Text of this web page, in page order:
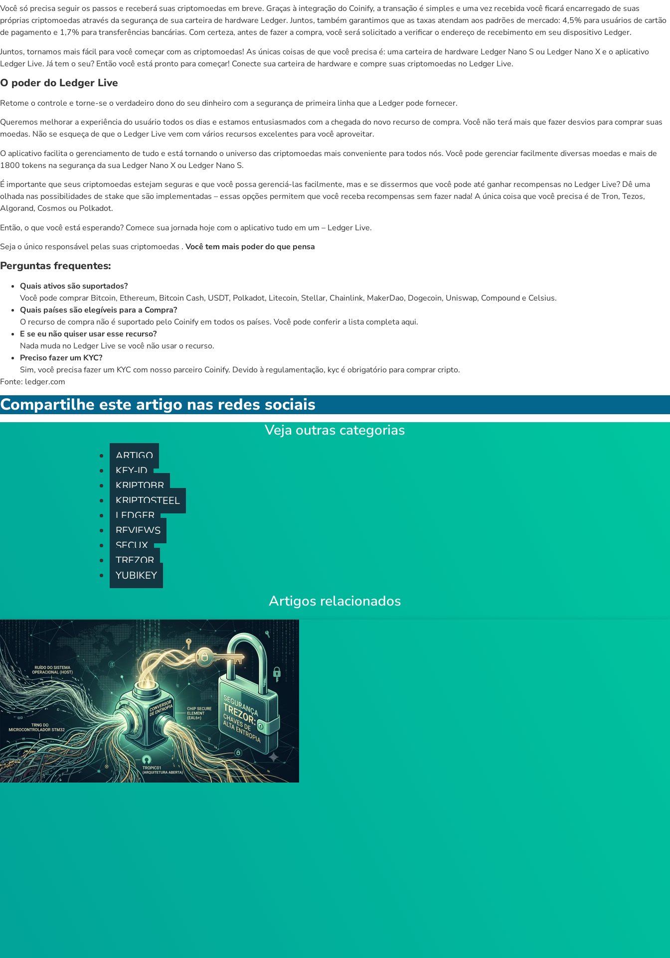
Você só precisa seguir os passos e receberá suas criptomoedas em breve. Graças à integração do Coinify, a transação é simples e uma vez recebida você ficará encarregado de suas
próprias criptomoedas através da segurança de sua carteira de hardware Ledger. Juntos, também garantimos que as taxas atendam aos padrões de mercado: 4,5% para usuários de cartão
de pagamento e 1,7% para transferências bancárias. Com certeza, antes de fazer a compra, você será solicitado a verificar o endereço de recebimento em seu dispositivo Ledger.
Juntos, tornamos mais fácil para você começar com as criptomoedas! As únicas coisas de que você precisa é: uma carteira de hardware Ledger Nano Sou Ledger Nano Xe o aplicativo
Ledger Live. Já tem o seu? Então você está pronto para começar! Conecte sua carteira de hardware e compre suas criptomoedas no Ledger Live.
O poder do Ledger Live
Retome o controle e torne-se o verdadeiro dono do seu dinheiro com a segurança de primeira linha que a Ledger pode fornecer.
Queremos melhorar a experiência do usuário todos os dias e estamos entusiasmados com a chegada do novo recurso de compra. Você não terá mais que fazer desvios para comprar suas
moedas. Não se esqueça de que o Ledger Live vem com vários recursos excelentes para você aproveitar.
O aplicativo facilita o gerenciamento de tudo e está tornando o universo das criptomoedas mais conveniente para todos nós. Você pode gerenciar facilmente diversas moedas e mais de
1800 tokens na segurança da sua Ledger Nano Xou Ledger Nano S.
É importante que seus criptomoedas estejam seguras e que você possa gerenciá-las facilmente, mas e se dissermos que você pode até ganhar recompensas no Ledger Live? Dê uma
olhada nas possibilidades de stake que são implementadas – essas opções permitem que você receba recompensas sem fazer nada! A única coisa que você precisa é de Tron, Tezos,
Algorand, Cosmos ou Polkadot.
Então, o que você está esperando? Comece sua jornada hoje com o aplicativo tudo em um – Ledger Live.
Seja o único responsável pelas suas criptomoedas . Você tem mais poder do que pensa
Perguntas frequentes:
Quais ativos são suportados?
Você pode comprar Bitcoin, Ethereum, Bitcoin Cash, USDT, Polkadot, Litecoin, Stellar, Chainlink, MakerDao, Dogecoin, Uniswap, Compound e Celsius.
Quais países são elegíveis para a Compra?
O recurso de compra não é suportado pelo Coinify em todos os países. Você pode conferir a lista completa aqui.
E se eu não quiser usar esse recurso?
Nada muda no Ledger Live se você não usar o recurso.
Preciso fazer um KYC?
Sim, você precisa fazer um KYC com nosso parceiro Coinify. Devido à regulamentação, kyc é obrigatório para comprar cripto.
Fonte: ledger.com
Compartilhe este artigo nas redes sociais
Veja outras categorias
ARTIGO
KEY-ID
KRIPTOBR
KRIPTOSTEEL
LEDGER
REVIEWS
SECUX
TREZOR
YUBIKEY
Artigos relacionados